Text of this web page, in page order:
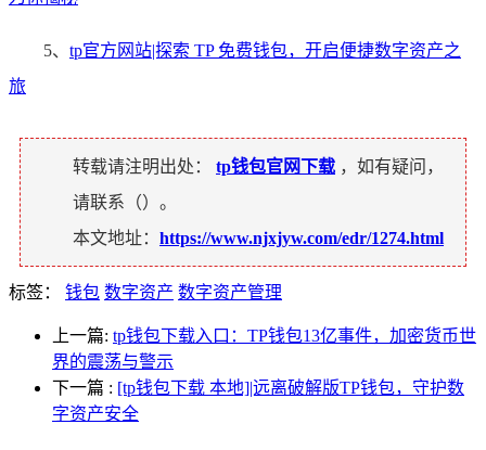
5、 tp官方网站|探索 TP 免费钱包，开启便捷数字资产之
旅
转载请注明出处： tp钱包官网下载 ，如有疑问，
请联系（）。
本文地址： https://www.njxjyw.com/edr/1274.html
标签： 钱包 数字资产 数字资产管理
上一篇: tp钱包下载入口：TP钱包13亿事件，加密货币世
界的震荡与警示
下一篇 : [tp钱包下载 本地]|远离破解版TP钱包，守护数
字资产安全